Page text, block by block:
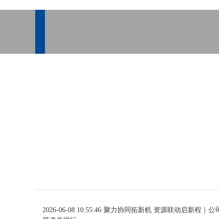
2026-06-08 10:55:46·聚力协同拓新机 资源联动启新程｜公